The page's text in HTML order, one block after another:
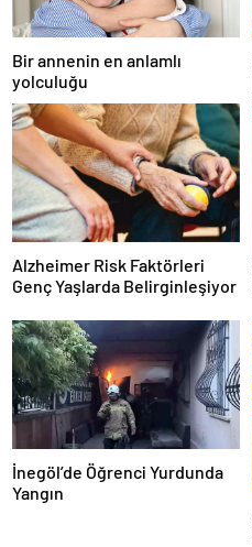
Bir annenin en anlamlı
yolculuğu
Alzheimer Risk Faktörleri
Genç Yaşlarda Belirginleşiyor
İnegöl’de Öğrenci Yurdunda
Yangın